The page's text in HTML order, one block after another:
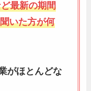
最新の期間
いた方が何
がほとんどな